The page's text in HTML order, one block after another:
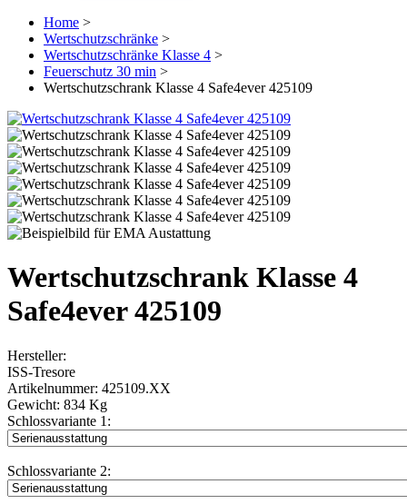
Home >
Wertschutzschränke >
Wertschutzschränke Klasse 4 >
Feuerschutz 30 min >
Wertschutzschrank Klasse 4 Safe4ever 425109
Wertschutzschrank Klasse 4
Safe4ever 425109
Hersteller:
ISS-Tresore
Artikelnummer: 425109.XX
Gewicht: 834 Kg
Schlossvariante 1:
Schlossvariante 2: